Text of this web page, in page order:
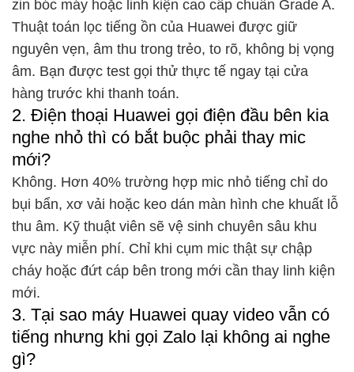
zin bóc máy hoặc linh kiện cao cấp chuẩn Grade A.
Thuật toán lọc tiếng ồn của Huawei được giữ
nguyên vẹn, âm thu trong trẻo, to rõ, không bị vọng
âm. Bạn được test gọi thử thực tế ngay tại cửa
hàng trước khi thanh toán.
2. Điện thoại Huawei gọi điện đầu bên kia
nghe nhỏ thì có bắt buộc phải thay mic
mới?
Không. Hơn 40% trường hợp mic nhỏ tiếng chỉ do
bụi bẩn, xơ vải hoặc keo dán màn hình che khuất lỗ
thu âm. Kỹ thuật viên sẽ vệ sinh chuyên sâu khu
vực này miễn phí. Chỉ khi cụm mic thật sự chập
cháy hoặc đứt cáp bên trong mới cần thay linh kiện
mới.
3. Tại sao máy Huawei quay video vẫn có
tiếng nhưng khi gọi Zalo lại không ai nghe
gì?